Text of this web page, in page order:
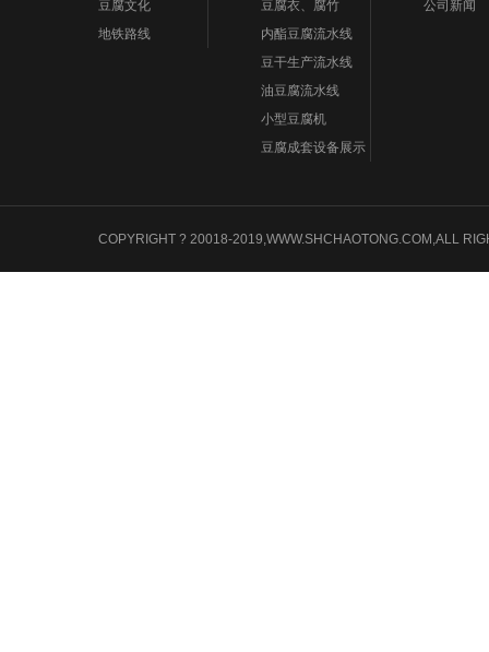
豆腐文化
地铁路线
豆腐衣、腐竹
内酯豆腐流水线
豆干生产流水线
油豆腐流水线
小型豆腐机
豆腐成套设备展示
公司新闻
COPYRIGHT ? 20018-2019,WWW.SHCHAOTONG.COM,ALL